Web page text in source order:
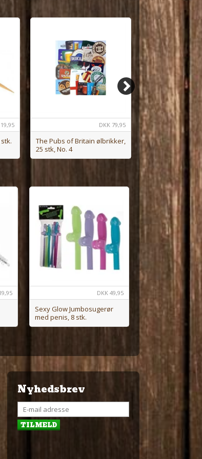
19,95 DKK 79,95
The Pubs of Britain ølbrikker,
25 stk, No. 4
Manchester
nissehue
DKK 49,95
Sexy Glow Jumbosugerør
med penis, 8 stk.
Nyhedsbrev